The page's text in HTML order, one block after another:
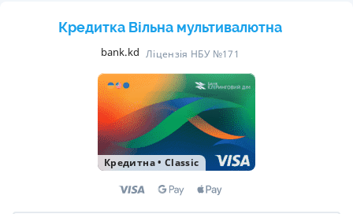
Кредитка Вільна мультивалютна
bank.kd Ліцензія НБУ №171
Кредитна• Classic